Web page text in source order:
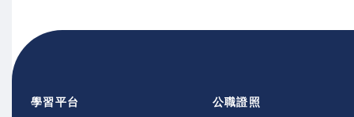
學習平台 公職證照